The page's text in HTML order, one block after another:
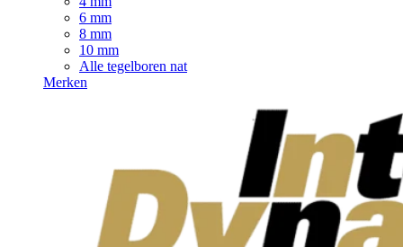
6 mm
8 mm
10 mm
Alle tegelboren nat
Merken